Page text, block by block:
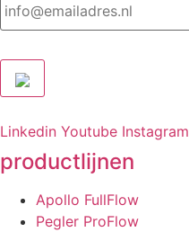
Linkedin Youtube Instagram
productlijnen
Apollo FullFlow
Pegler ProFlow